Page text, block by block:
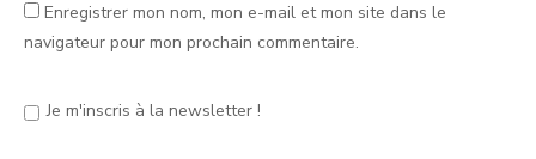
Enregistrer mon nom, mon e-mail et mon site dans le
navigateur pour mon prochain commentaire.
Je m'inscris à la newsletter !